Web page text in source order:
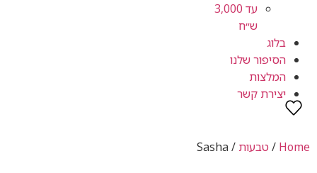
עד 3,000
ש״ח
בלוג
הסיפור שלנו
המלצות
יצירת קשר
Home
/ טבעות / Sasha